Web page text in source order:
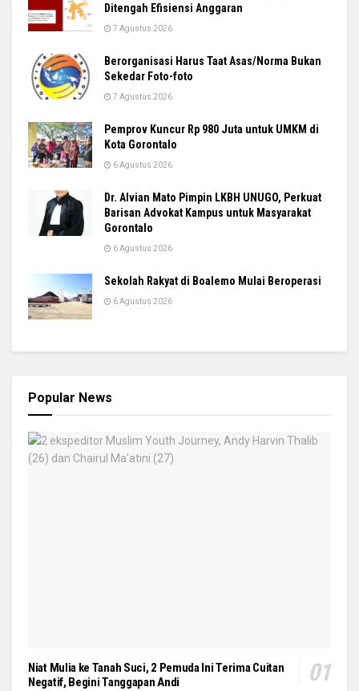
Ditengah Efisiensi Anggaran
7 Agustus 2026
Berorganisasi Harus Taat Asas/Norma Bukan
Sekedar Foto-foto
7 Agustus 2026
Pemprov Kuncur Rp 980 Juta untuk UMKM di
Kota Gorontalo
6 Agustus 2026
Dr. Alvian Mato Pimpin LKBH UNUGO, Perkuat
Barisan Advokat Kampus untuk Masyarakat
Gorontalo
6 Agustus 2026
Sekolah Rakyat di Boalemo Mulai Beroperasi
6 Agustus 2026
Popular News
Niat Mulia ke Tanah Suci, 2 Pemuda Ini Terima Cuitan
Negatif, Begini Tanggapan Andi